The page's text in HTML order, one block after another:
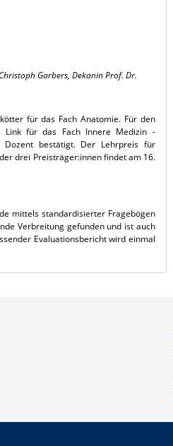
Garbers, Dekanin Prof. Dr.
für das Fach Anatomie. Für den
Link für das Fach Innere Medizin -
bestätigt. Der Lehrpreis für
drei Preisträger:innen findet am 16.
mittels standardisierter Fragebögen
Verbreitung gefunden und ist auch
Evaluationsbericht wird einmal